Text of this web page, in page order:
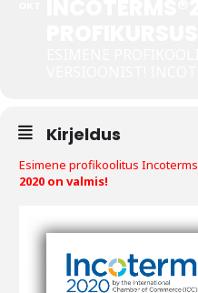
Viidad
ICC WBO
ICC komisjonid
Digiraamatukogu
Kirjeldus
Esimene profikoolitus
2020 on valmis!